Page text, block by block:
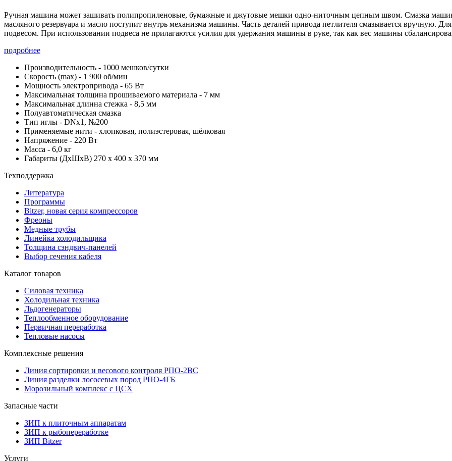
Ручная машина может зашивать полипропиленовые, бумажные и джутовые мешки одно-ниточным цепным швом. Смазка
масляного резервуара и масло поступит внутрь механизма машины. Часть деталей привода петлителя смазывается вручную.
подвесом. При использовании подвеса не прилагаются усилия для удержания машины в руке, так как вес машины
подробнее
Производительность - 1000 мешков/сутки
Скорость (max) - 1 900 об/мин
Мощность электропривода - 65 Вт
Максимальная толщина прошиваемого материала - 7 мм
Максимальная длинна стежка - 8,5 мм
Полуавтоматическая смазка
Тип иглы - DNx1, №200
Применяемые нити - хлопковая, полиэстеровая, шёлковая
Напряжение - 220 Вт
Масса - 6,0 кг
Габариты (ДхШхВ) 270 х 400 х 370 мм
Техподдержка
Литература
Программы
Bitzer, новая серия компрессоров
Фреоны
Медные трубы
Линейка холодильщика
Толщина сэндвич-панелей
Выбор сечения кабеля
Каталог товаров
Силовая техника
Холодильная техника
Льдогенераторы
Теплообменное оборудование
Первичная переработка
Тепловые насосы
Комплексные решения
Линия сортировки и весового контроля РПО-2ВС
Линия разделки лососевых пород РПО-4ГБ
Морозильный комплекс с ЦСХ
Запасные части
ЗИП к плиточным аппаратам
ЗИП к рыбопереработке
ЗИП Bitzer
Услуги